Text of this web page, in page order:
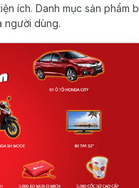
ích. Danh mục sản phẩm
người dùng.